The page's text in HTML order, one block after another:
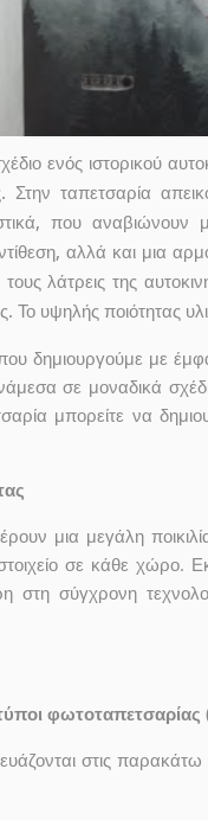
ενός ιστορικού
Στην ταπετσαρία
που
αλλά και μια
λάτρεις της
Το υψηλής ποιότητας
που δημιουργούμε με
σε μοναδικά
μπορείτε να
μια μεγάλη
σε κάθε χώρο.
στη σύγχρονη
τύποι
στις